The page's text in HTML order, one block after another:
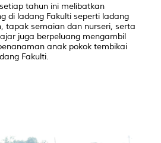
tahun ini melibatkan
di ladang Fakulti seperti ladang
tapak semaian dan nurseri, serta
juga berpeluang mengambil
anak pokok tembikai
Fakulti.